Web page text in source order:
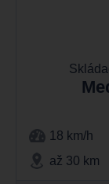
18 km/h
až 30 km